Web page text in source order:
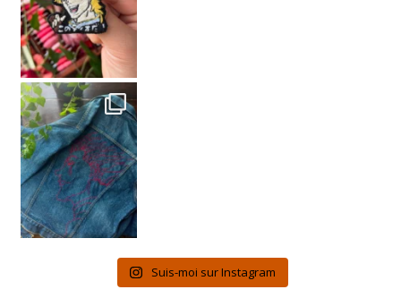
Suis-moi sur Instagram